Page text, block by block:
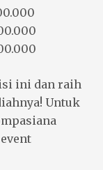
ini dan raih
Untuk
event